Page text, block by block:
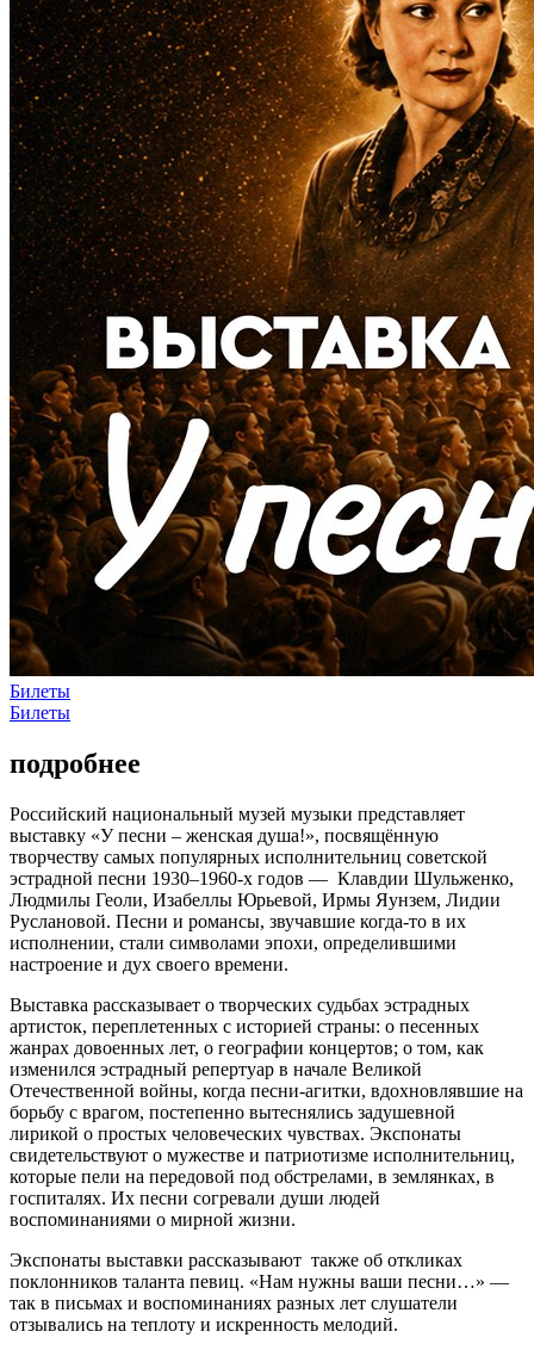
Билеты
Билеты
подробнее
Российский национальный музей музыки представляет
выставку «У песни – женская душа!», посвящённую
творчеству самых популярных исполнительниц советской
эстрадной песни 1930–1960-х годов — Клавдии Шульженко,
Людмилы Геоли, Изабеллы Юрьевой, Ирмы Яунзем, Лидии
Руслановой. Песни и романсы, звучавшие когда-то в их
исполнении, стали символами эпохи, определившими
настроение и дух своего времени.
Выставка рассказывает о творческих судьбах эстрадных
артисток, переплетенных с историей страны: о песенных
жанрах довоенных лет, о географии концертов; о том, как
изменился эстрадный репертуар в начале Великой
Отечественной войны, когда песни-агитки, вдохновлявшие на
борьбу с врагом, постепенно вытеснялись задушевной
лирикой о простых человеческих чувствах. Экспонаты
свидетельствуют о мужестве и патриотизме исполнительниц,
которые пели на передовой под обстрелами, в землянках, в
госпиталях. Их песни согревали души людей
воспоминаниями о мирной жизни.
Экспонаты выставки рассказывают также об откликах
поклонников таланта певиц. «Нам нужны ваши песни…» —
так в письмах и воспоминаниях разных лет слушатели
отзывались на теплоту и искренность мелодий.